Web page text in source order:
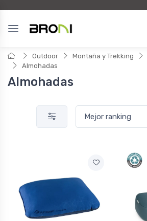
Outdoor Montaña y Trekking
Almohadas
Almohadas